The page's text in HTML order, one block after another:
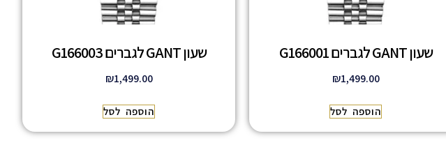
שעון GANT לגברים G166001
₪1,499.00
הוספה לסל
שעון GANT לגברים G166003
₪1,499.00
הוספה לסל